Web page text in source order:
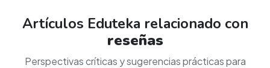
Artículos Eduteka relacionado con
reseñas
Perspectivas críticas y sugerencias prácticas para